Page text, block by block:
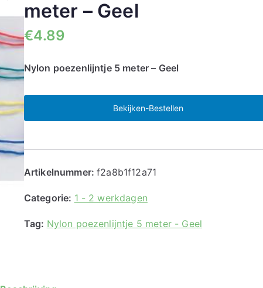
meter – Geel
€4.89
Nylon poezenlijntje 5 meter – Geel
Bekijken-Bestellen
Artikelnummer:f2a8b1f12a71
Categorie: 1 - 2 werkdagen
Tag: Nylon poezenlijntje 5 meter - Geel